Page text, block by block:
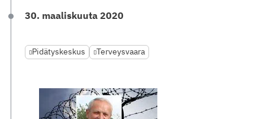
30. maaliskuuta 2020
Pidätyskeskus Terveysvaara